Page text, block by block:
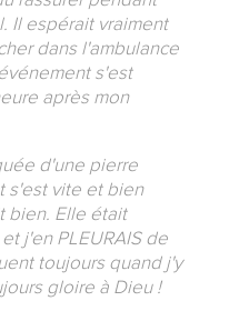
Il espérait vraiment
dans l'ambulance
s'est
après mon
d'une pierre
s'est vite et bien
bien. Elle était
j'en PLEURAIS de
toujours quand j'y
gloire à Dieu !